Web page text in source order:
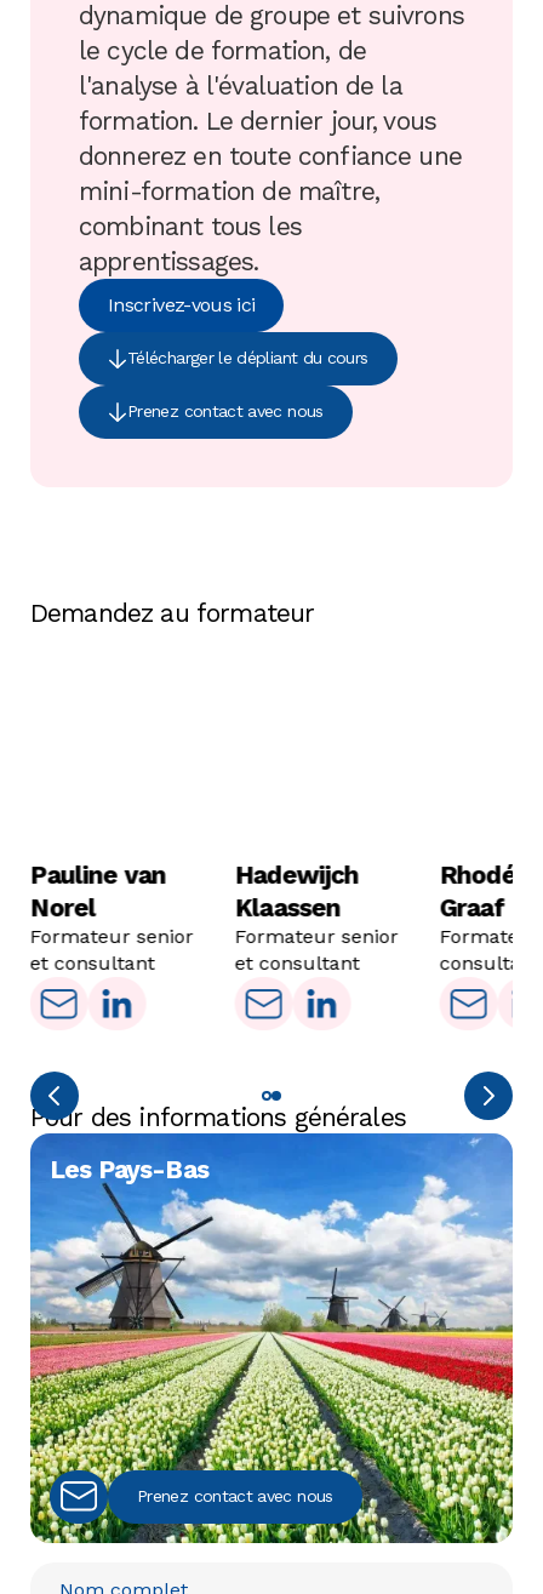
dynamique de groupe et suivrons
le cycle de formation, de
l'analyse à l'évaluation de la
formation. Le dernier jour, vous
donnerez en toute confiance une
mini-formation de maître,
combinant tous les
apprentissages.
Inscrivez-vous ici
Télécharger le dépliant du cours
Prenez contact avec nous
Demandez au formateur
Pauline van
Norel
Formateur senior
et consultant
Hadewijch
Klaassen
Formateur senior
et consultant
Rhodé
Graaf
consultant
Pour des informations générales
Les Pays-Bas
Prenez contact avec nous